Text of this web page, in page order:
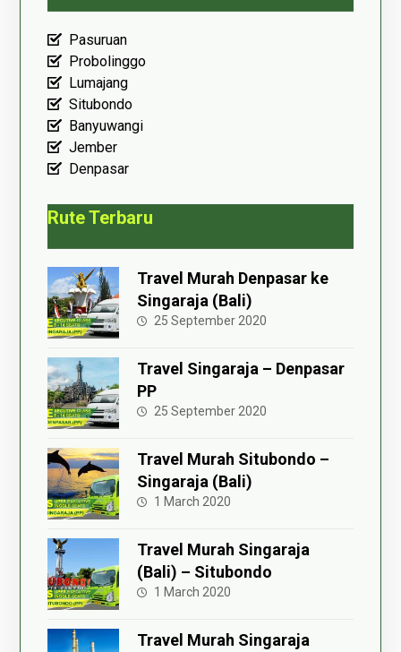
Pasuruan
Probolinggo
Lumajang
Situbondo
Banyuwangi
Jember
Denpasar
Rute Terbaru
Travel Murah Denpasar ke
Singaraja (Bali)
25 September 2020
Travel Singaraja – Denpasar
PP
25 September 2020
Travel Murah Situbondo –
Singaraja (Bali)
1 March 2020
Travel Murah Singaraja
(Bali) – Situbondo
1 March 2020
Travel Murah Singaraja